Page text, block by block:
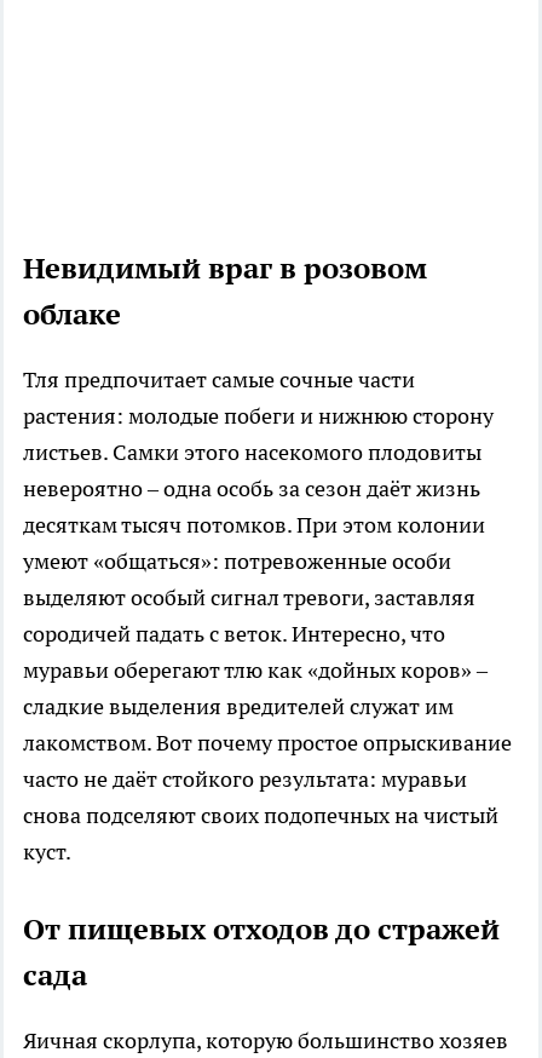
Невидимый враг в розовом
облаке
Тля предпочитает самые сочные части
растения: молодые побеги и нижнюю сторону
листьев. Самки этого насекомого плодовиты
невероятно – одна особь за сезон даёт жизнь
десяткам тысяч потомков. При этом колонии
умеют «общаться»: потревоженные особи
выделяют особый сигнал тревоги, заставляя
сородичей падать с веток. Интересно, что
муравьи оберегают тлю как «дойных коров» –
сладкие выделения вредителей служат им
лакомством. Вот почему простое опрыскивание
часто не даёт стойкого результата: муравьи
снова подселяют своих подопечных на чистый
куст.
От пищевых отходов до стражей
сада
Яичная скорлупа, которую большинство хозяев